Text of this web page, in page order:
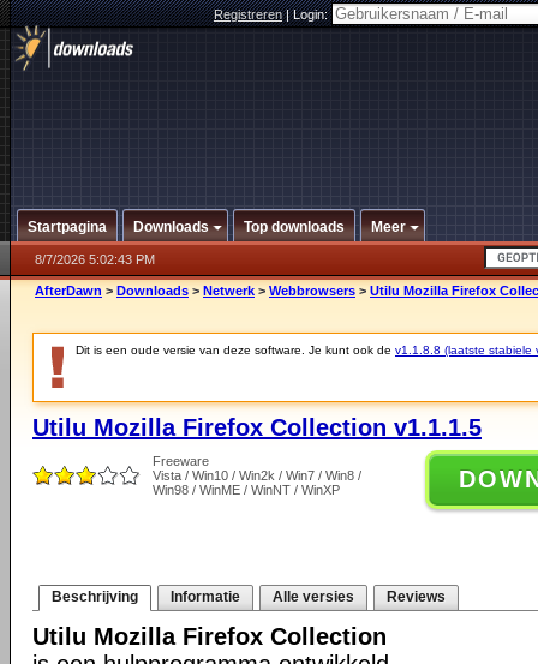
Registreren|Login:
Startpagina Downloads Top downloads Meer
8/7/2026 5:02:43 PM
AfterDawn > Downloads > Netwerk > Webbrowsers > Utilu Mozilla Firefox
Dit is een oude versie van deze software. Je kunt ook de v1.1.8.8 (laatste stabiele
Utilu Mozilla Firefox Collection v1.1.1.5
Freeware
Vista / Win10 / Win2k / Win7 / Win8 /
Win98 / WinME / WinNT / WinXP
Beschrijving Informatie Alle versies Reviews
Utilu Mozilla Firefox Collection